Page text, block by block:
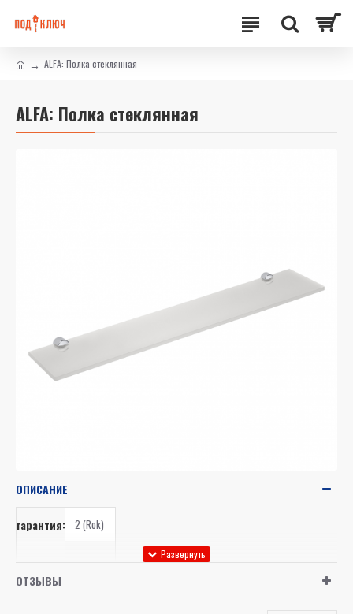
ALFA: Полка стеклянная
ALFA: Полка стеклянная
ОПИСАНИЕ
гарантия: 2 (Rok)
объем:
ОТЗЫВЫ